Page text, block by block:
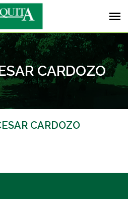
CARDOZO
CARDOZO